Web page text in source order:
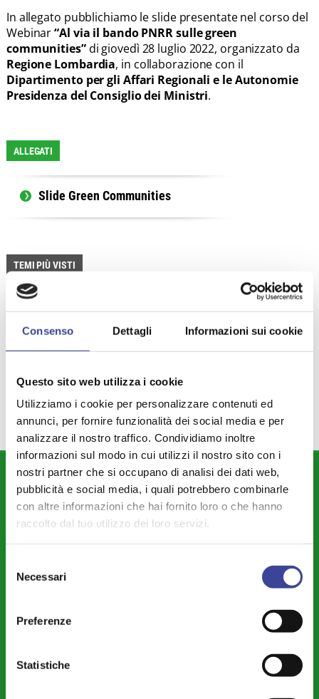
Consenso Dettagli Informazioni sui cookie
Questo sito web utilizza i cookie
Utilizziamo i cookie per personalizzare contenuti ed
annunci, per fornire funzionalità dei social media e per
analizzare il nostro traffico. Condividiamo inoltre
informazioni sul modo in cui utilizzi il nostro sito con i
nostri partner che si occupano di analisi dei dati web,
pubblicità e social media, i quali potrebbero combinarle
con altre informazioni che hai fornito loro o che hanno
raccolto dal tuo utilizzo dei loro servizi.
delNecessari
Preferenze
Statistiche
In allegato pubblichiamo le slide presentate nel corso del
Webinar“Al via il bando PNRR sulle green
communities”di giovedì 28 luglio 2022, organizzato da
Regione Lombardia, in collaborazione con il
Dipartimento per gli Affari Regionali e le Autonomie
Presidenza del Consiglio dei Ministri.
ALLEGATI
Slide Green Communities
TEMI PIÙ VISTI
ASSEMBLEA ANCI DIFESA CIVICA,
FINANZIAMENTI IFEL
RIFORME E LEGALITÀ
RISORSECOMUNI SBLOCCA ITALIA
GIOCO D'AZZARDO,RICERCHE
DIPARTIMENTI
Attività Istituzionale ANCI Lombardia
Sicurezza - Protezione Civile - Polizia Locale
Servizi Pubblici Locali - Ambiente - Politiche Agricole - Green